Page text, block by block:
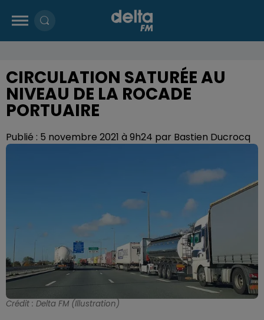
CIRCULATION SATURÉE AU
NIVEAU DE LA ROCADE
PORTUAIRE
Publié : 5 novembre 2021 à 9h24 par Bastien Ducrocq
Crédit : Delta FM (Illustration)